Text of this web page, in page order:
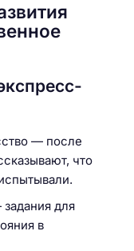
— после
что
для
в